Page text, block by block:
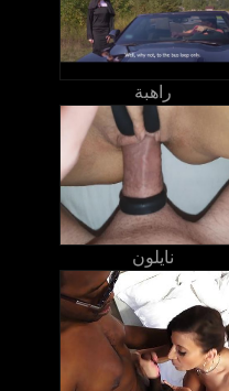
راهبة
نايلون